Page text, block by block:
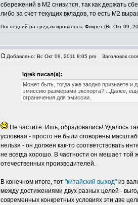
сбережений в М2 снизится, так как держать
либо за счет текущих вкладов, то есть М2
Последний раз редактировалось: Фикрет (Вс Окт 09,
Добавлено: Вс Окт 09, 2011 8:05 pm Заголовок
igrek писал(а):
Может быть, тогда уже заодно признаете
эмиссию размерами экспорта? ...Далее,
ограничения для эмиссии.
Не частите. Ишь, обрадовались! Удалось
условная - просто не были оговорены
нельзя - он должен как-то соответствовать
не всегда хорошо. В частности он мешает
отечественных производителей.
В конечном итоге, тот "китайский выход" из
между достижениями двух разных целей -
современных конкретных условиях эти две